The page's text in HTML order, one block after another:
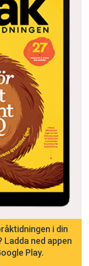
i din
ned appen
Play.